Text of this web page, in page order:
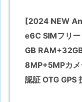
[2024 NEW
e6C SIMフリ
GB
8MP+5MPカ
認証 OTG GPS